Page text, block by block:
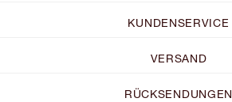
KUNDENSERVICE
VERSAND
RÜCKSENDUNGEN